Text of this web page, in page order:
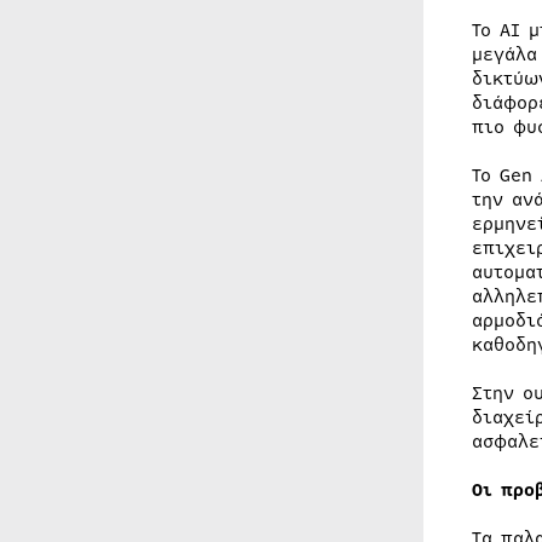
Το AI
πιο
Το
την
Στην
Οι